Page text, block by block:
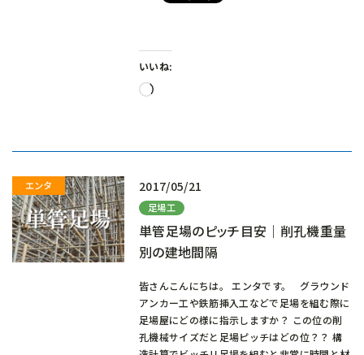
いいね:
読
2017/05/21
足場工
単管足場のピッチ目安｜削孔機重量
別の建地間隔
皆さんこんにちは。 エンタです。 グラウンド
アンカー工や鉄筋挿入工などで足場を組む際に
足場屋にどの様に指示しますか？ この位の削
孔機械サイズだと足場ピッチはどの位？？ 構